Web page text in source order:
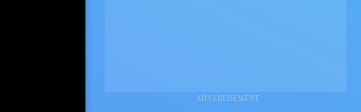
ADVERTISEMENT